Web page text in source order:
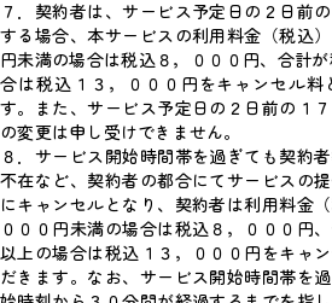
７．契約者は、サービス予定日の２日前
する場合、本サービスの利用料金（税込
円未満の場合は税込８，０００円、合計
合は税込１３，０００円をキャンセル料
す。また、サービス予定日の２日前の１
の変更は申し受けできません。
８．サービス開始時間帯を過ぎても契約
不在など、契約者の都合にてサービスの
にキャンセルとなり、契約者は利用料金
０００円未満の場合は税込８，０００円
以上の場合は税込１３，０００円をキャ
だきます。なお、サービス開始時間帯を